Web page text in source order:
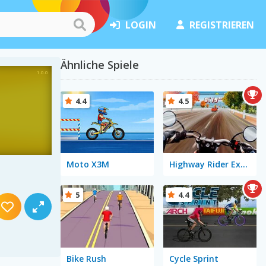
LOGIN REGISTRIEREN
Ähnliche Spiele
Moto X3M
4.4
Highway Rider Extreme
4.5
Bike Rush
5
Cycle Sprint
4.4